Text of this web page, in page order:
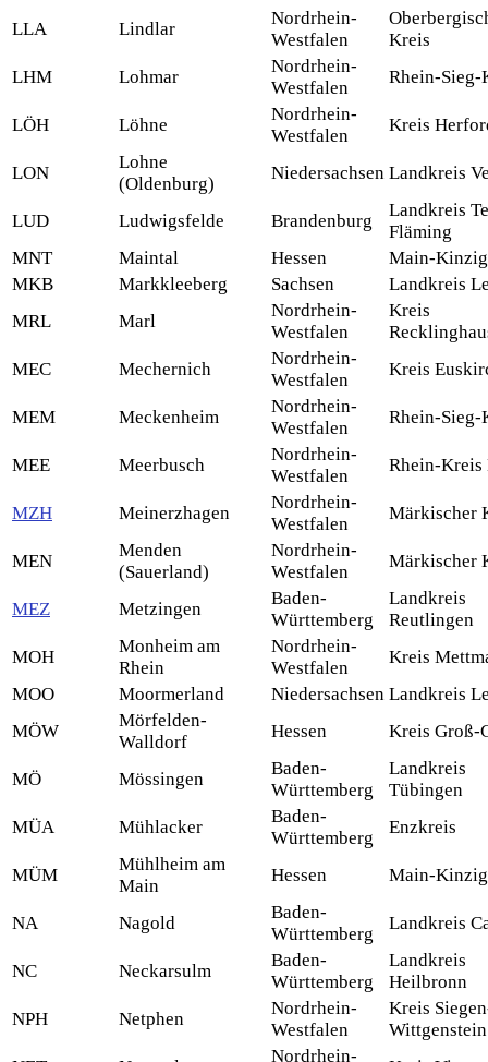
LLA Lindlar
Nordrhein-
Westfalen
Kreis
LHM
Lohmar
Nordrhein-
Westfalen
Rhein-Sieg-
LÖH Löhne
Nordrhein-
Westfalen
Kreis
LON
Lohne
(Oldenburg)
Niedersachsen Landkreis
LUD Ludwigsfelde Brandenburg
Landkreis
Fläming
MNT
Maintal Hessen
Main-
MKB
Markkleeberg Sachsen
Landkreis
MRL
Marl
Nordrhein-
Westfalen
Kreis
MEC
Mechernich
Nordrhein-
Westfalen
Kreis
MEM Meckenheim
Nordrhein-
Westfalen
Rhein-Sieg-
MEE Meerbusch
Nordrhein-
Westfalen
Rhein-Kreis
MZH Meinerzhagen
Nordrhein-
Westfalen
Märkischer
MEN
Menden
(Sauerland)
Nordrhein-
Westfalen
Märkischer
MEZ Metzingen
Baden-
Württemberg
Landkreis
Reutlingen
MOH
Monheim am
Rhein
Nordrhein-
Westfalen
Kreis
MOO
Moormerland Niedersachsen Landkreis
MÖW
Mörfelden-
Walldorf
Hessen Kreis Groß-
MÖ Mössingen
Baden-
Württemberg
Landkreis
Tübingen
MÜA
Mühlacker
Baden-
Württemberg
Enzkreis
MÜM
Mühlheim am
Main
Hessen Main-
NA Nagold
Baden-
Württemberg
Landkreis
NC Neckarsulm
Baden-
Württemberg
Landkreis
Heilbronn
NPH
Netphen
Nordrhein-
Westfalen
Kreis
Wittgenstein
Nordrhein-